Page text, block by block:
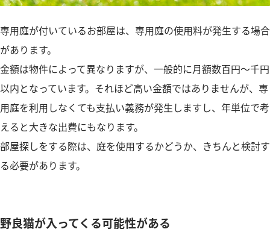
専用庭が付いているお部屋は、専用庭の使用料が発生する場合
があります。
金額は物件によって異なりますが、一般的に月額数百円～千円
以内となっています。それほど高い金額ではありませんが、専
用庭を利用しなくても支払い義務が発生しますし、年単位で考
えると大きな出費にもなります。
部屋探しをする際は、庭を使用するかどうか、きちんと検討す
る必要があります。
野良猫が入ってくる可能性がある